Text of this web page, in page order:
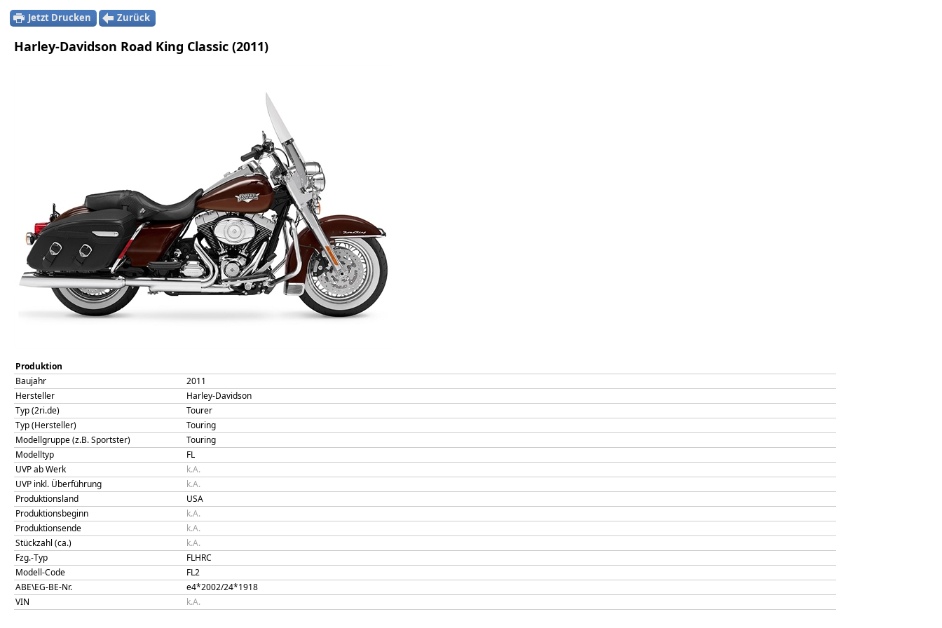
Jetzt Drucken Zurück
Harley-Davidson Road King Classic (2011)
Produktion
Baujahr
2011
Hersteller
Harley-Davidson
Typ (2ri.de)
Tourer
Typ (Hersteller)
Touring
Modellgruppe (z.B. Sportster)
Touring
Modelltyp
FL
UVP ab Werk
k.A.
UVP inkl. Überführung
k.A.
Produktionsland
USA
Produktionsbeginn
k.A.
Produktionsende
k.A.
Stückzahl (ca.)
k.A.
Fzg.-Typ
FLHRC
Modell-Code
FL2
ABE\EG-BE-Nr.
e4*2002/24*1918
VIN
k.A.